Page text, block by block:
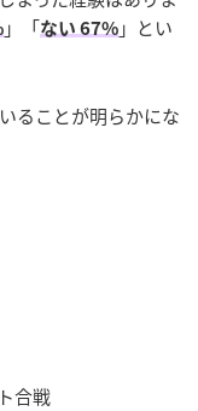
」「ない 67% 」とい
ることが明らかにな
合戦